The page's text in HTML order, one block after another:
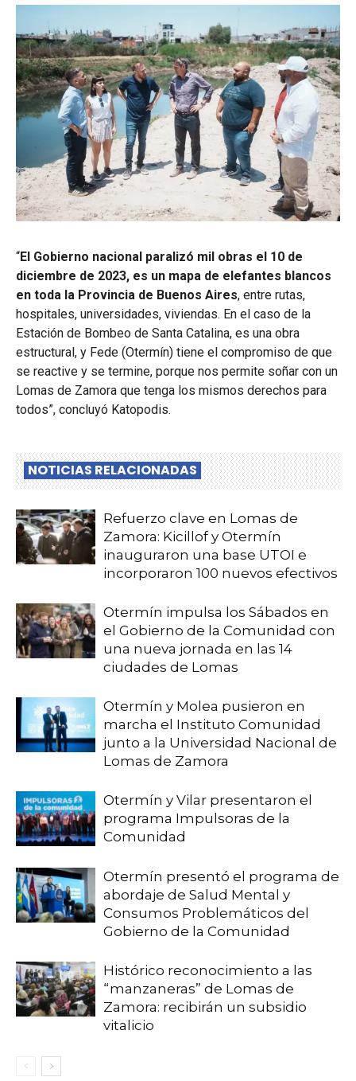
“El Gobierno nacional paralizó mil obras el 10 de
diciembre de 2023, es un mapa de elefantes blancos
en toda la Provincia de Buenos Aires, entre rutas,
hospitales, universidades, viviendas. En el caso de la
Estación de Bombeo de Santa Catalina, es una obra
estructural, y Fede (Otermín) tiene el compromiso de que
se reactive y se termine, porque nos permite soñar con un
Lomas de Zamora que tenga los mismos derechos para
todos”, concluyó Katopodis.
NOTICIAS RELACIONADAS
Refuerzo clave en Lomas de
Zamora: Kicillof y Otermín
inauguraron una base UTOI e
incorporaron 100 nuevos efectivos
Otermín impulsa los Sábados en
el Gobierno de la Comunidad con
una nueva jornada en las 14
ciudades de Lomas
Otermín y Molea pusieron en
marcha el Instituto Comunidad
junto a la Universidad Nacional de
Lomas de Zamora
Otermín y Vilar presentaron el
programa Impulsoras de la
Comunidad
Otermín presentó el programa de
abordaje de Salud Mental y
Consumos Problemáticos del
Gobierno de la Comunidad
Histórico reconocimiento a las
“manzaneras” de Lomas de
Zamora: recibirán un subsidio
vitalicio